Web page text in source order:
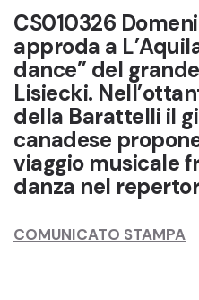
CS010326
approda a
dance” del
Lisiecki.
della Barattelli il
canadese
viaggio musicale
danza nel
COMUNICATO STAMPA